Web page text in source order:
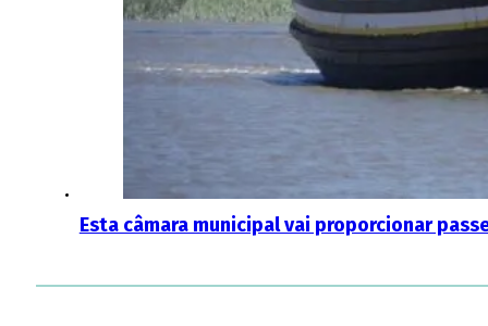
Esta câmara municipal vai proporcionar